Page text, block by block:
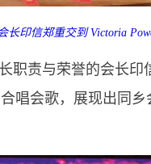
印信郑重交到 Victoria
职责与荣誉的会长印
唱会歌，展现出同